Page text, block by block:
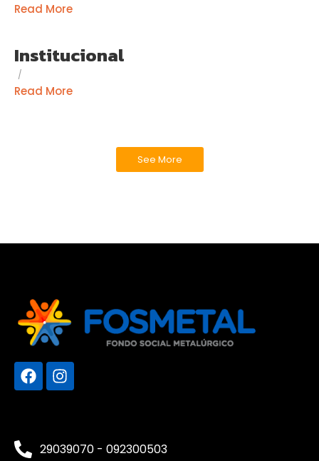
Read More
Institucional
/
Read More
See More
29039070 - 092300503